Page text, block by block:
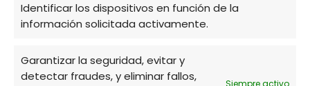
Identificar los dispositivos en función de la
información solicitada activamente.
Garantizar la seguridad, evitar y
detectar fraudes, y eliminar fallos,
Siempre activo
Uncategorized